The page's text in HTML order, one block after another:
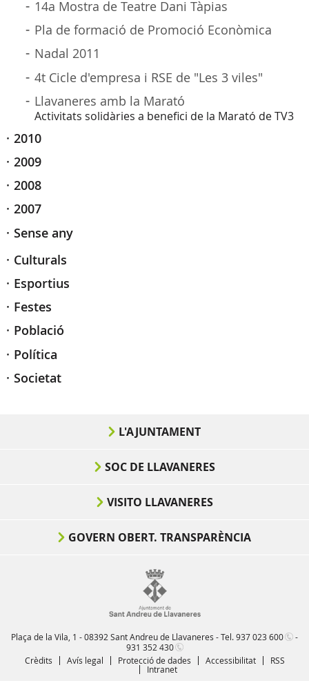
14a Mostra de Teatre Dani Tàpias
Pla de formació de Promoció Econòmica
Nadal 2011
4t Cicle d'empresa i RSE de "Les 3 viles"
Llavaneres amb la Marató
Activitats solidàries a benefici de la Marató de TV3
2010
2009
2008
2007
Sense any
Culturals
Esportius
Festes
Població
Política
Societat
L'AJUNTAMENT
SOC DE LLAVANERES
VISITO LLAVANERES
GOVERN OBERT. TRANSPARÈNCIA
Plaça de la Vila, 1 - 08392 Sant Andreu de Llavaneres - Tel.937 023 600
-
931 352 430
Crèdits
Avís legal Protecció de dades Accessibilitat
RSS
Intranet